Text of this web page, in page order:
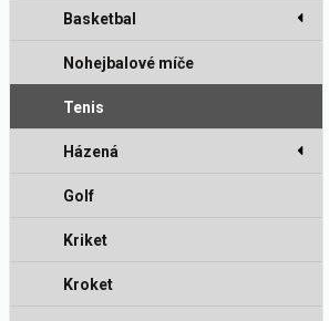
Basketbal
Nohejbalové míče
Tenis
Házená
Golf
Kriket
Kroket